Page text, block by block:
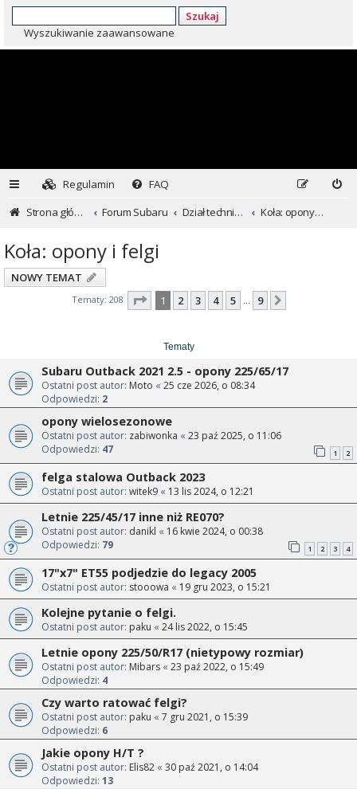
Szukaj
Wyszukiwanie zaawansowane
Regulamin
FAQ
Strona główna
Forum Subaru Dział techniczny ...czyli dla kochających inaczej Koła: opony i felgi
Koła: opony i felgi
NOWY TEMAT
Tematy: 208 Strona z9
1 2 3 4 5 … 9
Tematy
Subaru Outback 2021 2.5 - opony 225/65/17
Ostatni post autor: Moto « 25 cze 2026, o 08:34
Odpowiedzi: 2
opony wielosezonowe
Ostatni post autor: zabiwonka « 23 paź 2025, o 11:06
Odpowiedzi: 47 1 2
felga stalowa Outback 2023
Ostatni post autor: witek9 « 13 lis 2024, o 12:21
Letnie 225/45/17 inne niż RE070?
Ostatni post autor: danikl « 16 kwie 2024, o 00:38
Odpowiedzi: 79 1 2 3 4
17"x7" ET55 podjedzie do legacy 2005
Ostatni post autor: stooowa « 19 gru 2023, o 15:21
Kolejne pytanie o felgi.
Ostatni post autor: paku « 24 lis 2022, o 15:45
Letnie opony 225/50/R17 (nietypowy rozmiar)
Ostatni post autor: Mibars « 23 paź 2022, o 15:49
Odpowiedzi: 4
Czy warto ratować felgi?
Ostatni post autor: paku « 7 gru 2021, o 15:39
Odpowiedzi: 6
Jakie opony H/T ?
Ostatni post autor: Elis82 « 30 paź 2021, o 14:04
Odpowiedzi: 13